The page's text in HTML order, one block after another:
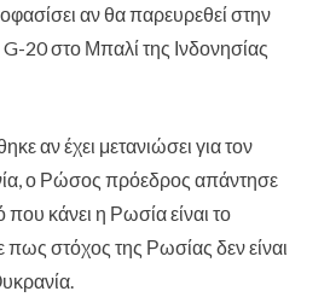
αν θα παρευρεθεί στην
20 στο Μπαλί της Ινδονησίας
αν έχει μετανιώσει για τον
ο Ρώσος πρόεδρος απάντησε
που κάνει η Ρωσία είναι το
στόχος της Ρωσίας δεν είναι